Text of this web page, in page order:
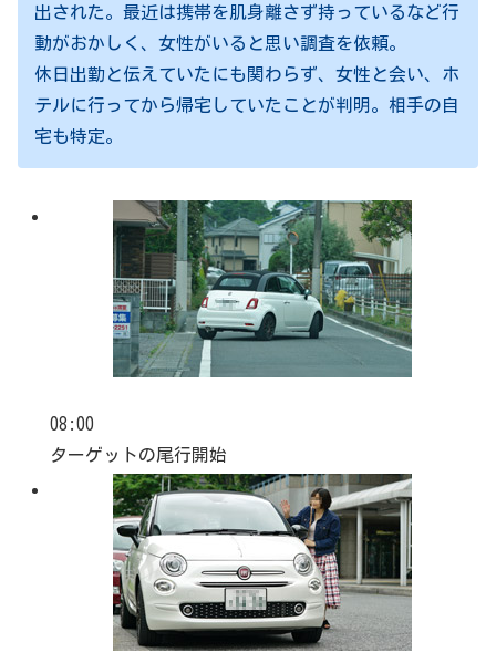
出された。最近は携帯を肌身離さず持っているなど行
動がおかしく、女性がいると思い調査を依頼。
休日出勤と伝えていたにも関わらず、女性と会い、ホ
テルに行ってから帰宅していたことが判明。相手の自
宅も特定。
08:00
ターゲットの尾行開始